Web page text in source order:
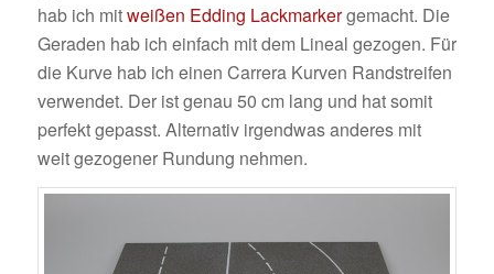
hab ich mitweißen Edding Lackmarkergemacht. Die
Geraden hab ich einfach mit dem Lineal gezogen. Für
die Kurve hab ich einen Carrera Kurven Randstreifen
verwendet. Der ist genau 50 cm lang und hat somit
perfekt gepasst. Alternativ irgendwas anderes mit
weit gezogener Rundung nehmen.